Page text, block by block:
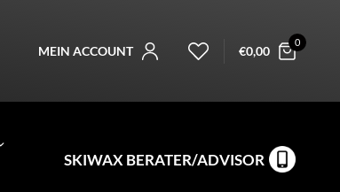
MEIN ACCOUNT €0,00
0
SKIWAX BERATER/ADVISOR